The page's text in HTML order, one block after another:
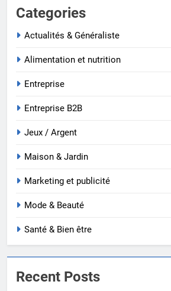
Categories
Actualités & Généraliste
Alimentation et nutrition
Entreprise
Entreprise B2B
Jeux / Argent
Maison & Jardin
Marketing et publicité
Mode & Beauté
Santé & Bien être
Recent Posts